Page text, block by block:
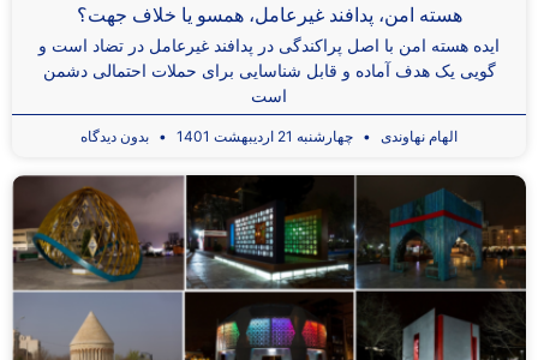
هسته امن، پدافند غیرعامل، همسو یا خلاف جهت؟
ایده هسته امن با اصل پراکندگی در پدافند غیرعامل در تضاد است و
گویی یک هدف آماده و قابل شناسایی برای حملات احتمالی دشمن
است
الهام نهاوندی چهارشنبه 21 اردیبهشت 1401 بدون دیدگاه